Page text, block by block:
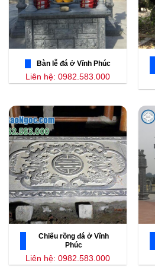
Bàn lễ đá ở Vĩnh Phúc
Liên hệ: 0982.583.000
Chiếu rồng đá ở Vĩnh
Phúc
Liên hệ: 0982.583.000